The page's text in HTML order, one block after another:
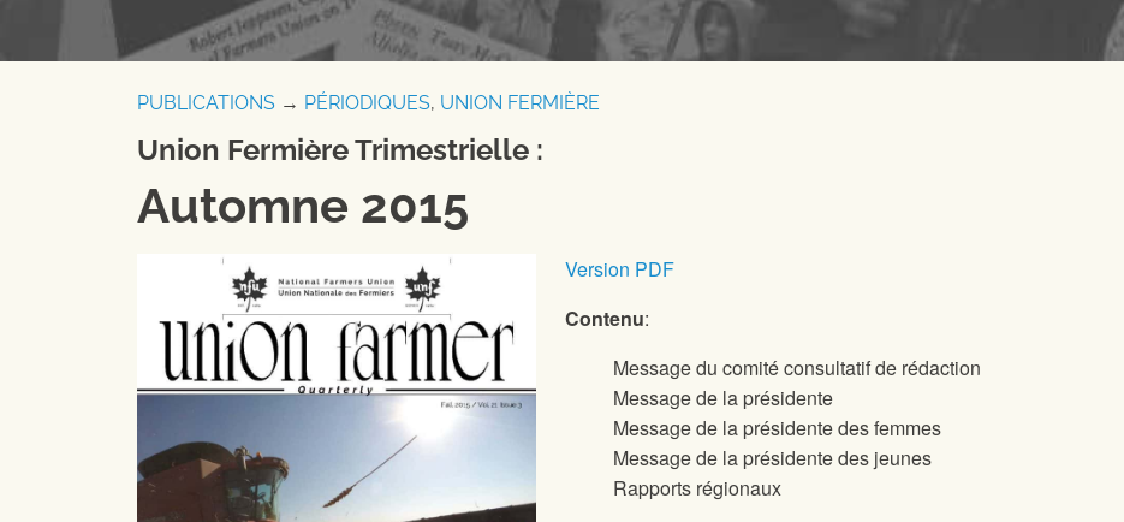
PUBLICATIONS → PÉRIODIQUES, UNION FERMIÈRE
Union Fermière Trimestrielle :
Automne 2015
Version PDF
Contenu:
Message du comité consultatif de rédaction
Message de la présidente
Message de la présidente des femmes
Message de la présidente des jeunes
Rapports régionaux